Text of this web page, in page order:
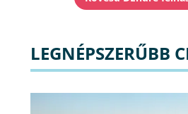
LEGNÉPSZERŰBB